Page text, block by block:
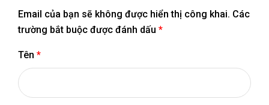
Email của bạn sẽ không được hiển thị công khai. Các
trường bắt buộc được đánh dấu *
Tên *